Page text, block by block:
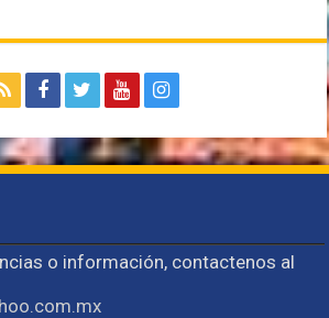
o información, contactenos al